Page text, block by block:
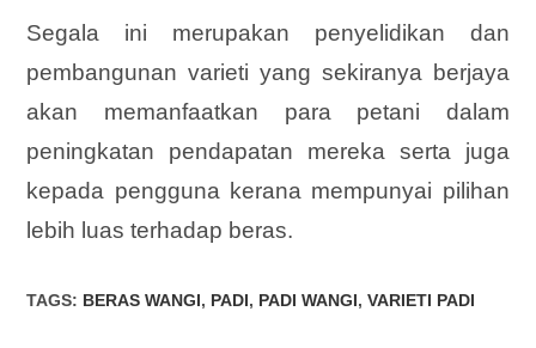
Segala ini merupakan penyelidikan dan
pembangunan varieti yang sekiranya berjaya
akan memanfaatkan para petani dalam
peningkatan pendapatan mereka serta juga
kepada pengguna kerana mempunyai pilihan
lebih luas terhadap beras.
TAGS: BERAS WANGI, PADI, PADI WANGI, VARIETI PADI